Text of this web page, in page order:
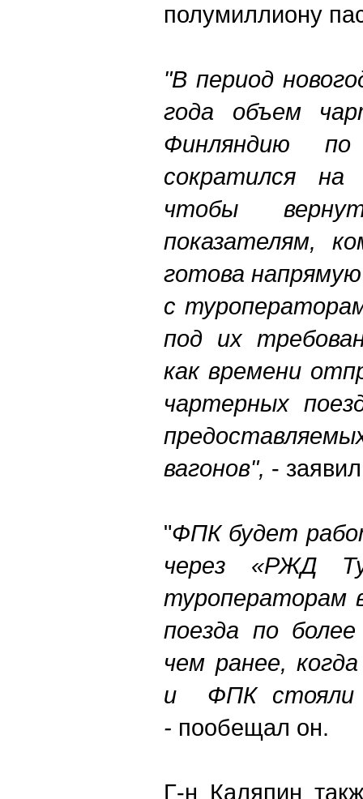
полумиллиону
"В период
года объем
Финляндию
сократился
чтобы
показателям,
готова
с
под их
как времени
чартерных
вагонов", -
"ФПК будет
через «РЖД
туроператорам
поезда по
чем ранее,
и ФПК стояли
- пообещал он.
Г-н Каляпин